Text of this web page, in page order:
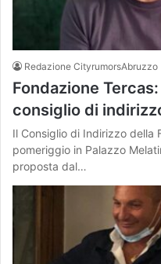
Redazione CityrumorsAbruzzo
Fondazione
consiglio di
Il Consiglio di Indirizzo della
pomeriggio in Palazzo
proposta dal…